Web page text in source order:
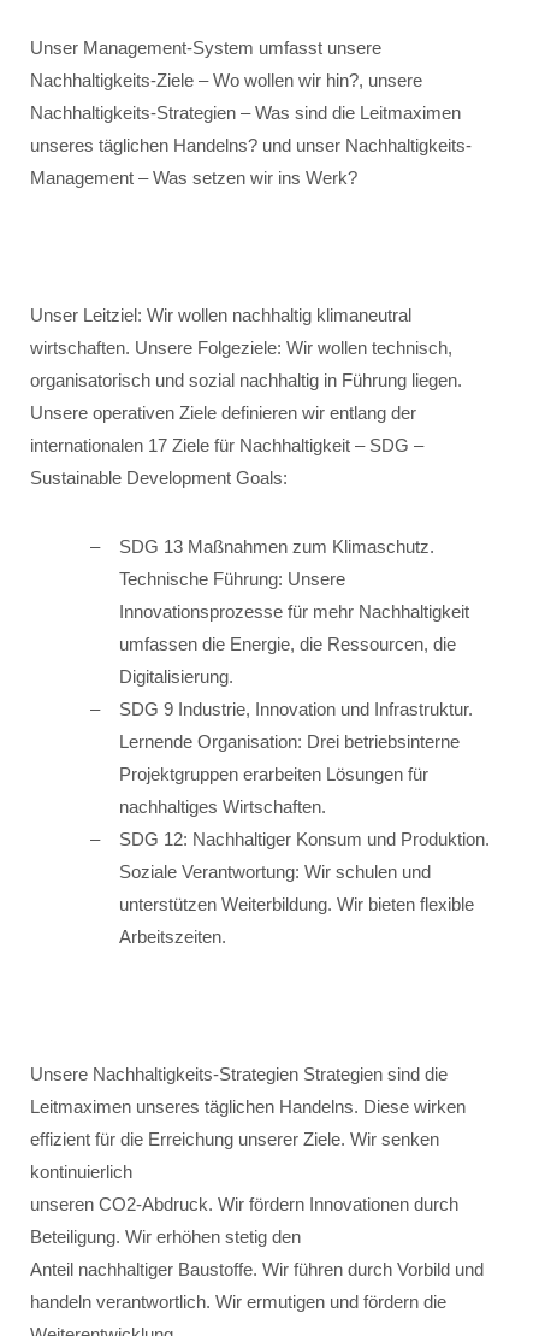
Unser Management-System umfasst unsere
Nachhaltigkeits-Ziele – Wo wollen wir hin?, unsere
Nachhaltigkeits-Strategien – Was sind die Leitmaximen
unseres täglichen Handelns? und unser Nachhaltigkeits-
Management – Was setzen wir ins Werk?
Unser Leitziel: Wir wollen nachhaltig klimaneutral
wirtschaften. Unsere Folgeziele: Wir wollen technisch,
organisatorisch und sozial nachhaltig in Führung liegen.
Unsere operativen Ziele definieren wir entlang der
internationalen 17 Ziele für Nachhaltigkeit – SDG –
Sustainable Development Goals:
SDG 13 Maßnahmen zum Klimaschutz.
Technische Führung: Unsere
Innovationsprozesse für mehr Nachhaltigkeit
umfassen die Energie, die Ressourcen, die
Digitalisierung.
SDG 9 Industrie, Innovation und Infrastruktur.
Lernende Organisation: Drei betriebsinterne
Projektgruppen erarbeiten Lösungen für
nachhaltiges Wirtschaften.
SDG 12: Nachhaltiger Konsum und Produktion.
Soziale Verantwortung: Wir schulen und
unterstützen Weiterbildung. Wir bieten flexible
Arbeitszeiten.
Unsere Nachhaltigkeits-Strategien Strategien sind die
Leitmaximen unseres täglichen Handelns. Diese wirken
effizient für die Erreichung unserer Ziele. Wir senken
kontinuierlich
unseren CO2-Abdruck. Wir fördern Innovationen durch
Beteiligung. Wir erhöhen stetig den
Anteil nachhaltiger Baustoffe. Wir führen durch Vorbild und
handeln verantwortlich. Wir ermutigen und fördern die